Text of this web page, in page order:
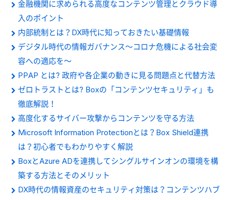
金融機関に求められる高度なコンテンツ管理とクラウド導
入のポイント
内部統制とは？DX時代に知っておきたい基礎情報
デジタル時代の情報ガバナンス～コロナ危機による社会変
容への適応を～
PPAP とは? 政府や各企業の動きに見る問題点と代替方法
ゼロトラストとは? Boxの「コンテンツセキュリティ」も
徹底解説！
高度化するサイバー攻撃からコンテンツを守る方法
Microsoft Information Protectionとは？Box Shield連携
は？初心者でもわかりやすく解説
BoxとAzure ADを連携してシングルサインオンの環境を構
築する方法とそのメリット
DX時代の情報資産のセキュリティ対策は？コンテンツハブ